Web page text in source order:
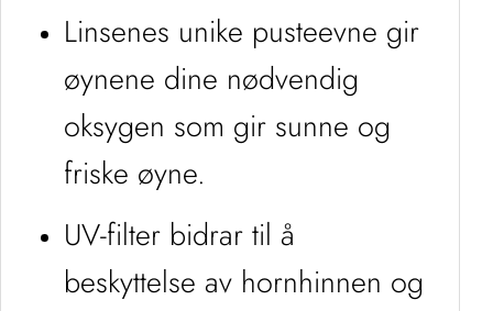
Linsenes unike pusteevne gir
øynene dine nødvendig
oksygen som gir sunne og
friske øyne.
UV-filter bidrar til å
beskyttelse av hornhinnen og